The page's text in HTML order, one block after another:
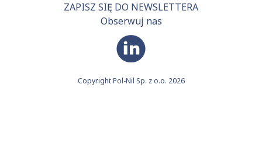
ZAPISZ SIĘ DO NEWSLETTERA
Obserwuj nas
Copyright Pol-Nil Sp. z o.o. 2026